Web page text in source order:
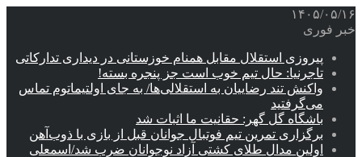
۱۴۰۵/۰۵/۱۶
خبر فوری
پیروزی استقلال مقابل همنام خوزستانی در دیداری تدارکاتی
تاجرنیا: حال تیم خوب است جز پنجره بسته!
واکنش تند رضاییان به استقلالی‌ها/ به جای اولتیماتوم تماس
می‌گرفتید
باشگاه گل گهر: حقانیت ما اثبات شد
برگزاری تمرین تیم فوتبال جوانان قبل از بازی با ذوب‌آهن
اولین مدال طلای کشتی آزاد نوجوانان ضرب شد/اسمعلی